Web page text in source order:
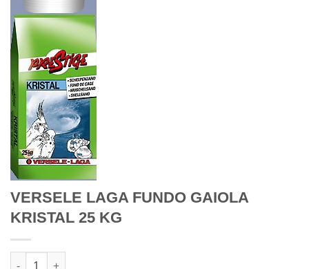
VERSELE LAGA FUNDO GAIOLA
KRISTAL 25 KG
Quantidade de VERSELE LAGA FUNDO GAIOLA KRISTAL 25 KG